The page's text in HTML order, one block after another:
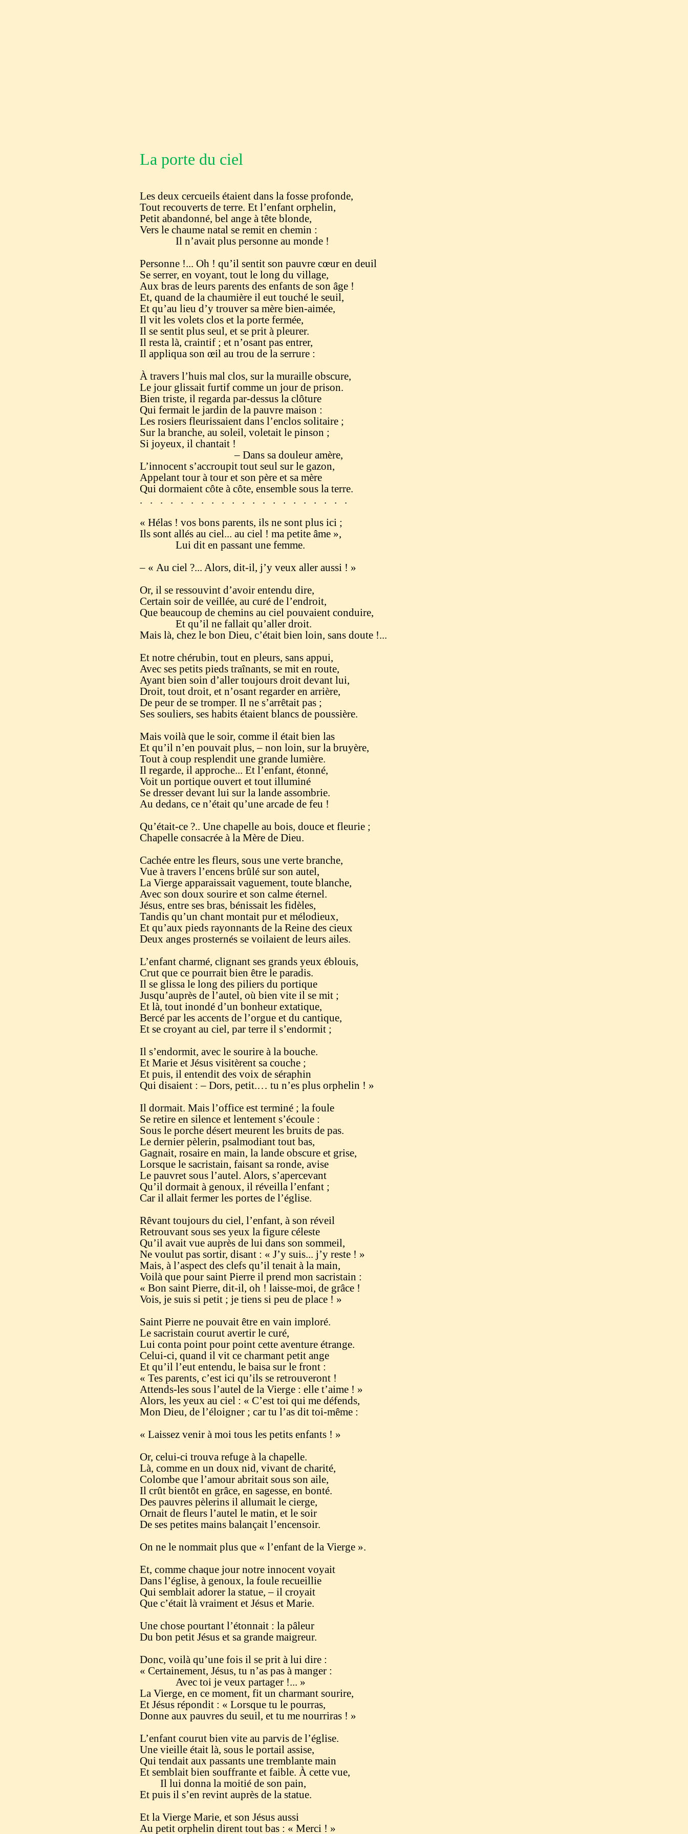
La porte du ciel
Les deux cercueils étaient dans la fosse profonde,
Tout recouverts de terre. Et l’enfant orphelin,
Petit abandonné, bel ange à tête blonde,
Vers le chaume natal se remit en chemin :
Il n’avait plus personne au monde !
Personne !... Oh ! qu’il sentit son pauvre cœur en deuil
Se serrer, en voyant, tout le long du village,
Aux bras de leurs parents des enfants de son âge !
Et, quand de la chaumière il eut touché le seuil,
Et qu’au lieu d’y trouver sa mère bien-aimée,
Il vit les volets clos et la porte fermée,
Il se sentit plus seul, et se prit à pleurer.
Il resta là, craintif ; et n’osant pas entrer,
Il appliqua son œil au trou de la serrure :
À travers l’huis mal clos, sur la muraille obscure,
Le jour glissait furtif comme un jour de prison.
Bien triste, il regarda par-dessus la clôture
Qui fermait le jardin de la pauvre maison :
Les rosiers fleurissaient dans l’enclos solitaire ;
Sur la branche, au soleil, voletait le pinson ;
Si joyeux, il chantait !
– Dans sa douleur amère,
L’innocent s’accroupit tout seul sur le gazon,
Appelant tour à tour et son père et sa mère
Qui dormaient côte à côte, ensemble sous la terre.
. . . . . . . . . . . . . . . . . . . . .
« Hélas ! vos bons parents, ils ne sont plus ici ;
Ils sont allés au ciel... au ciel ! ma petite âme »,
Lui dit en passant une femme.
– « Au ciel ?... Alors, dit-il, j’y veux aller aussi ! »
Or, il se ressouvint d’avoir entendu dire,
Certain soir de veillée, au curé de l’endroit,
Que beaucoup de chemins au ciel pouvaient conduire,
Et qu’il ne fallait qu’aller droit.
Mais là, chez le bon Dieu, c’était bien loin, sans doute !...
Et notre chérubin, tout en pleurs, sans appui,
Avec ses petits pieds traînants, se mit en route,
Ayant bien soin d’aller toujours droit devant lui,
Droit, tout droit, et n’osant regarder en arrière,
De peur de se tromper. Il ne s’arrêtait pas ;
Ses souliers, ses habits étaient blancs de poussière.
Mais voilà que le soir, comme il était bien las
Et qu’il n’en pouvait plus, – non loin, sur la bruyère,
Tout à coup resplendit une grande lumière.
Il regarde, il approche... Et l’enfant, étonné,
Voit un portique ouvert et tout illuminé
Se dresser devant lui sur la lande assombrie.
Au dedans, ce n’était qu’une arcade de feu !
Qu’était-ce ?.. Une chapelle au bois, douce et fleurie ;
Chapelle consacrée à la Mère de Dieu.
Cachée entre les fleurs, sous une verte branche,
Vue à travers l’encens brûlé sur son autel,
La Vierge apparaissait vaguement, toute blanche,
Avec son doux sourire et son calme éternel.
Jésus, entre ses bras, bénissait les fidèles,
Tandis qu’un chant montait pur et mélodieux,
Et qu’aux pieds rayonnants de la Reine des cieux
Deux anges prosternés se voilaient de leurs ailes.
L’enfant charmé, clignant ses grands yeux éblouis,
Crut que ce pourrait bien être le paradis.
Il se glissa le long des piliers du portique
Jusqu’auprès de l’autel, où bien vite il se mit ;
Et là, tout inondé d’un bonheur extatique,
Bercé par les accents de l’orgue et du cantique,
Et se croyant au ciel, par terre il s’endormit ;
Il s’endormit, avec le sourire à la bouche.
Et Marie et Jésus visitèrent sa couche ;
Et puis, il entendit des voix de séraphin
Qui disaient : – Dors, petit.… tu n’es plus orphelin ! »
Il dormait. Mais l’office est terminé ; la foule
Se retire en silence et lentement s’écoule :
Sous le porche désert meurent les bruits de pas.
Le dernier pèlerin, psalmodiant tout bas,
Gagnait, rosaire en main, la lande obscure et grise,
Lorsque le sacristain, faisant sa ronde, avise
Le pauvret sous l’autel. Alors, s’apercevant
Qu’il dormait à genoux, il réveilla l’enfant ;
Car il allait fermer les portes de l’église.
Rêvant toujours du ciel, l’enfant, à son réveil
Retrouvant sous ses yeux la figure céleste
Qu’il avait vue auprès de lui dans son sommeil,
Ne voulut pas sortir, disant : « J’y suis... j’y reste ! »
Mais, à l’aspect des clefs qu’il tenait à la main,
Voilà que pour saint Pierre il prend mon sacristain :
« Bon saint Pierre, dit-il, oh ! laisse-moi, de grâce !
Vois, je suis si petit ; je tiens si peu de place ! »
Saint Pierre ne pouvait être en vain imploré.
Le sacristain courut avertir le curé,
Lui conta point pour point cette aventure étrange.
Celui-ci, quand il vit ce charmant petit ange
Et qu’il l’eut entendu, le baisa sur le front :
« Tes parents, c’est ici qu’ils se retrouveront !
Attends-les sous l’autel de la Vierge : elle t’aime ! »
Alors, les yeux au ciel : « C’est toi qui me défends,
Mon Dieu, de l’éloigner ; car tu l’as dit toi-même :
« Laissez venir à moi tous les petits enfants ! »
Or, celui-ci trouva refuge à la chapelle.
Là, comme en un doux nid, vivant de charité,
Colombe que l’amour abritait sous son aile,
Il crût bientôt en grâce, en sagesse, en bonté.
Des pauvres pèlerins il allumait le cierge,
Ornait de fleurs l’autel le matin, et le soir
De ses petites mains balançait l’encensoir.
On ne le nommait plus que « l’enfant de la Vierge ».
Et, comme chaque jour notre innocent voyait
Dans l’église, à genoux, la foule recueillie
Qui semblait adorer la statue, – il croyait
Que c’était là vraiment et Jésus et Marie.
Une chose pourtant l’étonnait : la pâleur
Du bon petit Jésus et sa grande maigreur.
Donc, voilà qu’une fois il se prit à lui dire :
« Certainement, Jésus, tu n’as pas à manger :
Avec toi je veux partager !... »
La Vierge, en ce moment, fit un charmant sourire,
Et Jésus répondit : « Lorsque tu le pourras,
Donne aux pauvres du seuil, et tu me nourriras ! »
L’enfant courut bien vite au parvis de l’église.
Une vieille était là, sous le portail assise,
Qui tendait aux passants une tremblante main
Et semblait bien souffrante et faible. À cette vue,
Il lui donna la moitié de son pain,
Et puis il s’en revint auprès de la statue.
Et la Vierge Marie, et son Jésus aussi
Au petit orphelin dirent tout bas : « Merci ! »